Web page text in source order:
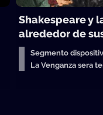
Shakespeare y
alrededor de
Segmento
La Venganza